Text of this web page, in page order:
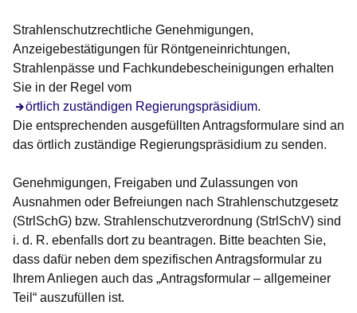
Strahlenschutzrechtliche Genehmigungen,
Anzeigebestätigungen für Röntgeneinrichtungen,
Strahlenpässe und Fachkundebescheinigungen erhalten
Sie in der Regel vom
örtlich zuständigen Regierungspräsidium.
Die entsprechenden ausgefüllten Antragsformulare sind an
das örtlich zuständige Regierungspräsidium zu senden.
Genehmigungen, Freigaben und Zulassungen von
Ausnahmen oder Befreiungen nach Strahlenschutzgesetz
(StrlSchG) bzw. Strahlenschutzverordnung (StrlSchV) sind
i. d. R. ebenfalls dort zu beantragen. Bitte beachten Sie,
dass dafür neben dem spezifischen Antragsformular zu
Ihrem Anliegen auch das „Antragsformular – allgemeiner
Teil“ auszufüllen ist.